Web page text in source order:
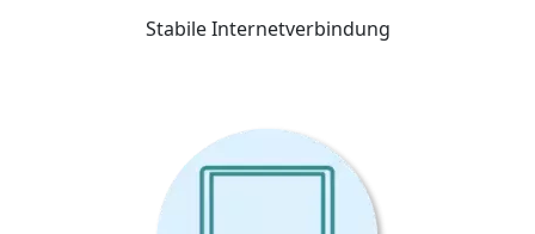
Stabile Internetverbindung